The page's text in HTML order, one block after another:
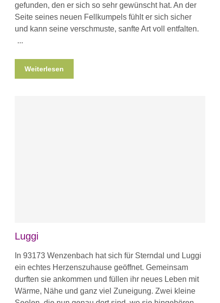
gefunden, den er sich so sehr gewünscht hat. An der
Seite seines neuen Fellkumpels fühlt er sich sicher
und kann seine verschmuste, sanfte Art voll entfalten.
Weiterlesen
Luggi
In 93173 Wenzenbach hat sich für Sterndal und Luggi
ein echtes Herzenszuhause geöffnet. Gemeinsam
durften sie ankommen und füllen ihr neues Leben mit
Wärme, Nähe und ganz viel Zuneigung. Zwei kleine